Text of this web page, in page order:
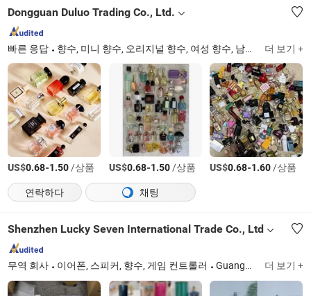
Dongguan Duluo Trading Co., Ltd.
빠른 응답 향수, 미니 향수, 오리지널 향수, 여성 향수, 남성 향수, 아랍 향수, 럭셔리 향수 더 보기 +
US$0.68-1.50/상품 US$0.68-1.50/상품 US$0.68-1.60/상품
연락하다
채팅
Shenzhen Lucky Seven International Trade Co., Ltd
무역 회사 이어폰, 스피커, 향수, 게임 컨트롤러 Guangdong 더 보기 +